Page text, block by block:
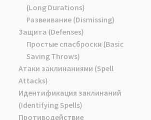
(Long Durations)
Развеивание (Dismissing)
Защита (Defenses)
Простые спасброски (Basic
Saving Throws)
Атаки заклинаниями (Spell
Attacks)
Идентификация заклинаний
(Identifying Spells)
Противодействие